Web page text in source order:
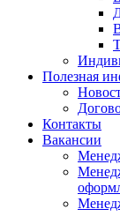
Полезная
Контакты
Вакансии